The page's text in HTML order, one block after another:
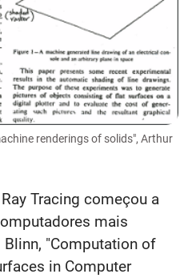
renderings of solids", Arthur
Tracing começou a
mais
"Computation of
in Computer